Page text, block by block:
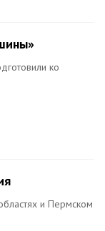
ко
и Пермском